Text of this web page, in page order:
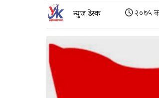
न्युज डेस्क २०७५